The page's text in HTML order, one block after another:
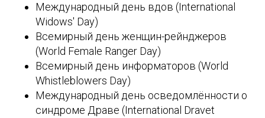
Международный день вдов (International
Widows' Day)
Всемирный день женщин-рейнджеров
(World Female Ranger Day)
Всемирный день информаторов (World
Whistleblowers Day)
Международный день осведомлённости о
синдроме Драве (International Dravet